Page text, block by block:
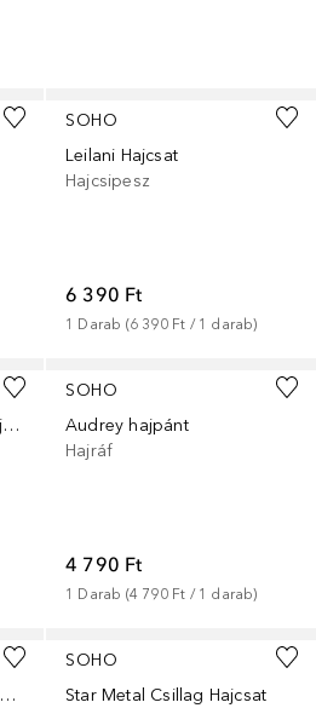
SOHO
Leilani Hajcsat
Hajcsipesz
6 390 Ft
1 Darab (6 390 Ft / 1 darab)
Moana Hawaii Virágos Hajcsat
SOHO
Audrey hajpánt
Hajráf
4 790 Ft
1 Darab (4 790 Ft / 1 darab)
+10
Duck Hajcsatok a tökéletes frizurákért
SOHO
Star Metal Csillag Hajcsat